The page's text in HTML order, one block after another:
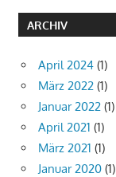
ARCHIV
April 2024 (1)
März 2022 (1)
Januar 2022 (1)
April 2021 (1)
März 2021 (1)
Januar 2020 (1)